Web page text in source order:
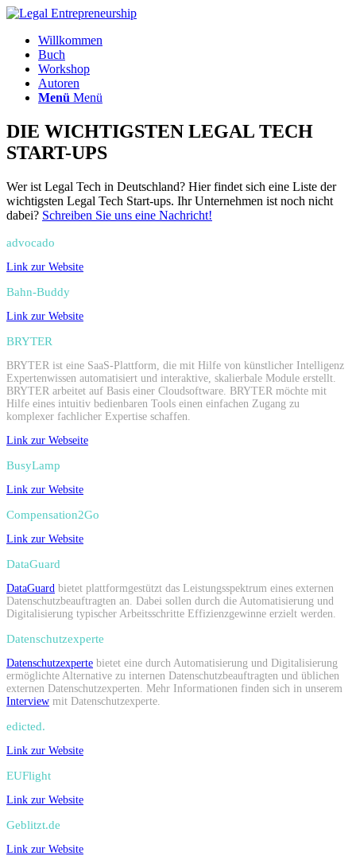
Willkommen
Buch
Workshop
Autoren
Menü Menü
DIE WICHTIGSTEN LEGAL TECH
START-UPS
Wer ist Legal Tech in Deutschland? Hier findet sich eine Liste der
wichtigsten Legal Tech Start-ups. Ihr Unternehmen ist noch nicht
dabei? Schreiben Sie uns eine Nachricht!
advocado
Link zur Website
Bahn-Buddy
Link zur Website
BRYTER
BRYTER ist eine SaaS-Plattform, die mit Hilfe von künstlicher Intelligenz
Expertenwissen automatisiert und interaktive, skalierbale Module erstellt.
BRYTER arbeitet auf Basis einer Cloudsoftware. BRYTER möchte mit
Hilfe eines intuitiv bedienbaren Tools einen einfachen Zugang zu
komplexer fachlicher Expertise schaffen.
Link zur Webseite
BusyLamp
Link zur Website
Compensation2Go
Link zur Website
DataGuard
DataGuard bietet plattformgestützt das Leistungsspektrum eines externen
Datenschutzbeauftragten an. Dabei sollen durch die Automatisierung und
Digitalisierung typischer Arbeitsschritte Effizienzgewinne erzielt werden.
Datenschutzexperte
Datenschutzexperte bietet eine durch Automatisierung und Digitalisierung
ermöglichte Alternative zu internen Datenschutzbeauftragten und üblichen
externen Datenschutzexperten. Mehr Informationen finden sich in unserem
Interview mit Datenschutzexperte.
edicted.
Link zur Website
EUFlight
Link zur Website
Geblitzt.de
Link zur Website